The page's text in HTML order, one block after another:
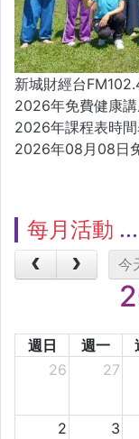
新城財經台
2026年免費健康
2026年課程表時
2026年08月08日
每月活動
今
週日 週一
26
27
2 3